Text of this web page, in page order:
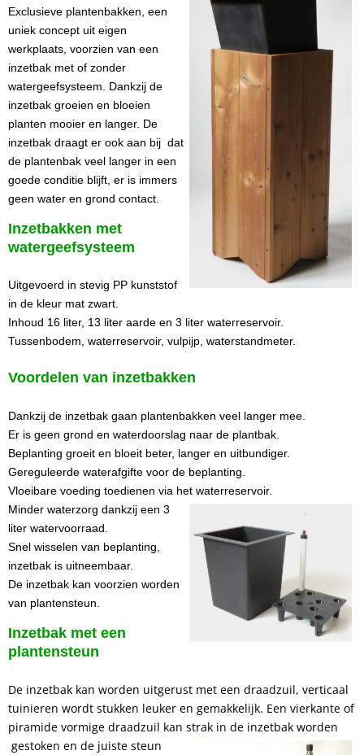
Exclusieve plantenbakken, een
uniek concept uit eigen
werkplaats, voorzien van een
inzetbak met of zonder
watergeefsysteem. Dankzij de
inzetbak groeien en bloeien
planten mooier en langer. De
inzetbak draagt er ook aan bij dat
de plantenbak veel langer in een
goede conditie blijft, er is immers
geen water en grond contact.
Inzetbakken met
watergeefsysteem
Uitgevoerd in stevig PP kunststof
in de kleur mat zwart.
Inhoud 16 liter, 13 liter aarde en 3 liter waterreservoir.
Tussenbodem, waterreservoir, vulpijp, waterstandmeter.
Voordelen van inzetbakken
Dankzij de inzetbak gaan plantenbakken veel langer mee.
Er is geen grond en waterdoorslag naar de plantbak.
Beplanting groeit en bloeit beter, langer en uitbundiger.
Gereguleerde waterafgifte voor de beplanting.
Vloeibare voeding toedienen via het waterreservoir.
Minder waterzorg dankzij een 3
liter watervoorraad.
Snel wisselen van beplanting,
inzetbak is uitneembaar.
De inzetbak kan voorzien worden
van plantensteun.
Inzetbak met een
plantensteun
De inzetbak kan worden uitgerust met een draadzuil, verticaal
tuinieren wordt stukken leuker en gemakkelijk. Een vierkante of
piramide vormige draadzuil kan strak in de inzetbak worden
gestoken en de juiste steun